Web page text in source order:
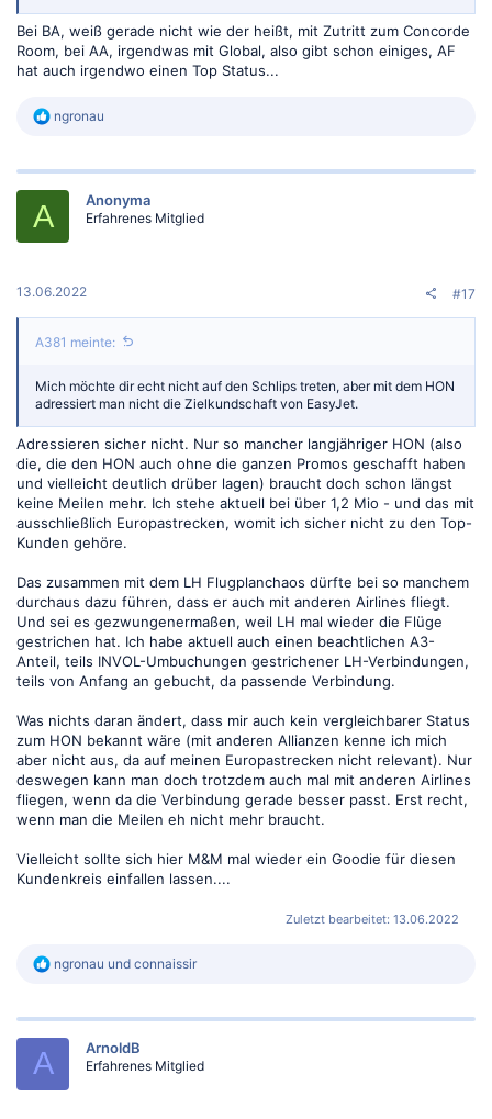
Bei BA, weiß gerade nicht wie der heißt, mit Zutritt zum Concorde
Room, bei AA, irgendwas mit Global, also gibt schon einiges, AF
hat auch irgendwo einen Top Status...
R
k
o
:
ngronau
A Anonyma
Erfahrenes Mitglied
13.06.2022 #17
A381 meinte:
Mich möchte dir echt nicht auf den Schlips treten, aber mit dem HON
adressiert man nicht die Zielkundschaft von EasyJet.
Adressieren sicher nicht. Nur so mancher langjähriger HON (also
die, die den HON auch ohne die ganzen Promos geschafft haben
und vielleicht deutlich drüber lagen) braucht doch schon längst
keine Meilen mehr. Ich stehe aktuell bei über 1,2 Mio - und das mit
ausschließlich Europastrecken, womit ich sicher nicht zu den Top-
Kunden gehöre.
Das zusammen mit dem LH Flugplanchaos dürfte bei so manchem
durchaus dazu führen, dass er auch mit anderen Airlines fliegt.
Und sei es gezwungenermaßen, weil LH mal wieder die Flüge
gestrichen hat. Ich habe aktuell auch einen beachtlichen A3-
Anteil, teils INVOL-Umbuchungen gestrichener LH-Verbindungen,
teils von Anfang an gebucht, da passende Verbindung.
Was nichts daran ändert, dass mir auch kein vergleichbarer Status
zum HON bekannt wäre (mit anderen Allianzen kenne ich mich
aber nicht aus, da auf meinen Europastrecken nicht relevant). Nur
deswegen kann man doch trotzdem auch mal mit anderen Airlines
fliegen, wenn da die Verbindung gerade besser passt. Erst recht,
wenn man die Meilen eh nicht mehr braucht.
Vielleicht sollte sich hier M&M mal wieder ein Goodie für diesen
Kundenkreis einfallen lassen....
Zuletzt bearbeitet: 13.06.2022
R
k
ngronau und connaissir
A ArnoldB
Erfahrenes Mitglied